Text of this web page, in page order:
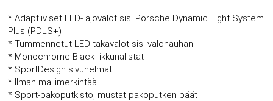
* Adaptiiviset LED- ajovalot sis. Porsche Dynamic Light System
Plus (PDLS+)
* Tummennetut LED-takavalot sis. valonauhan
* Monochrome Black- ikkunalistat
* SportDesign sivuhelmat
* Ilman mallimerkintää
* Sport-pakoputkisto, mustat pakoputken päät